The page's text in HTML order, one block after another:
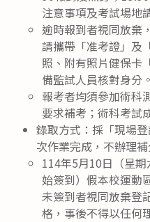
注意事項及考試場地
逾時報到者視同放棄
請攜帶「准考證」及
照、附有照片健保卡
備監試人員核對身分。
報考者均須參加術科
要求補考；術科考試
錄取方式：採「現場
次作業完成，不辦理補
114年5月10日（星
始簽到）假本校運動
未簽到者視同放棄登
格，事後不得以任何